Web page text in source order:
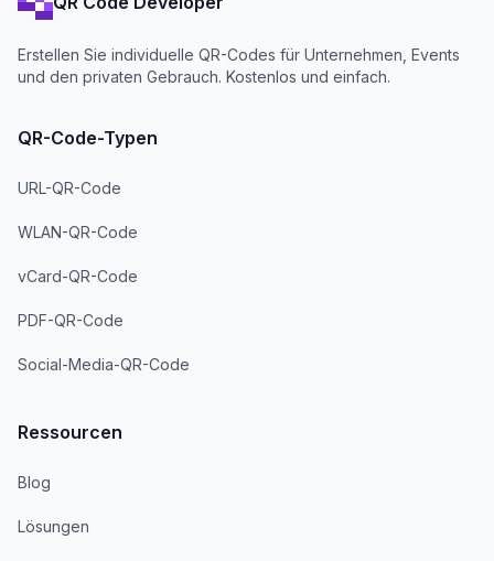
Erstellen Sie individuelle QR-Codes für Unternehmen, Events
und den privaten Gebrauch. Kostenlos und einfach.
QR-Code-Typen
URL-QR-Code
WLAN-QR-Code
vCard-QR-Code
PDF-QR-Code
Social-Media-QR-Code
Ressourcen
Blog
Lösungen